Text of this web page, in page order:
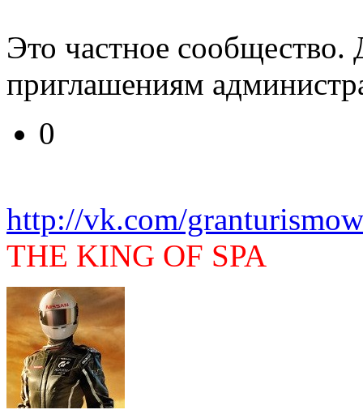
Это частное сообщество.
приглашениям
0
http://vk.com/
THE KING OF SPA